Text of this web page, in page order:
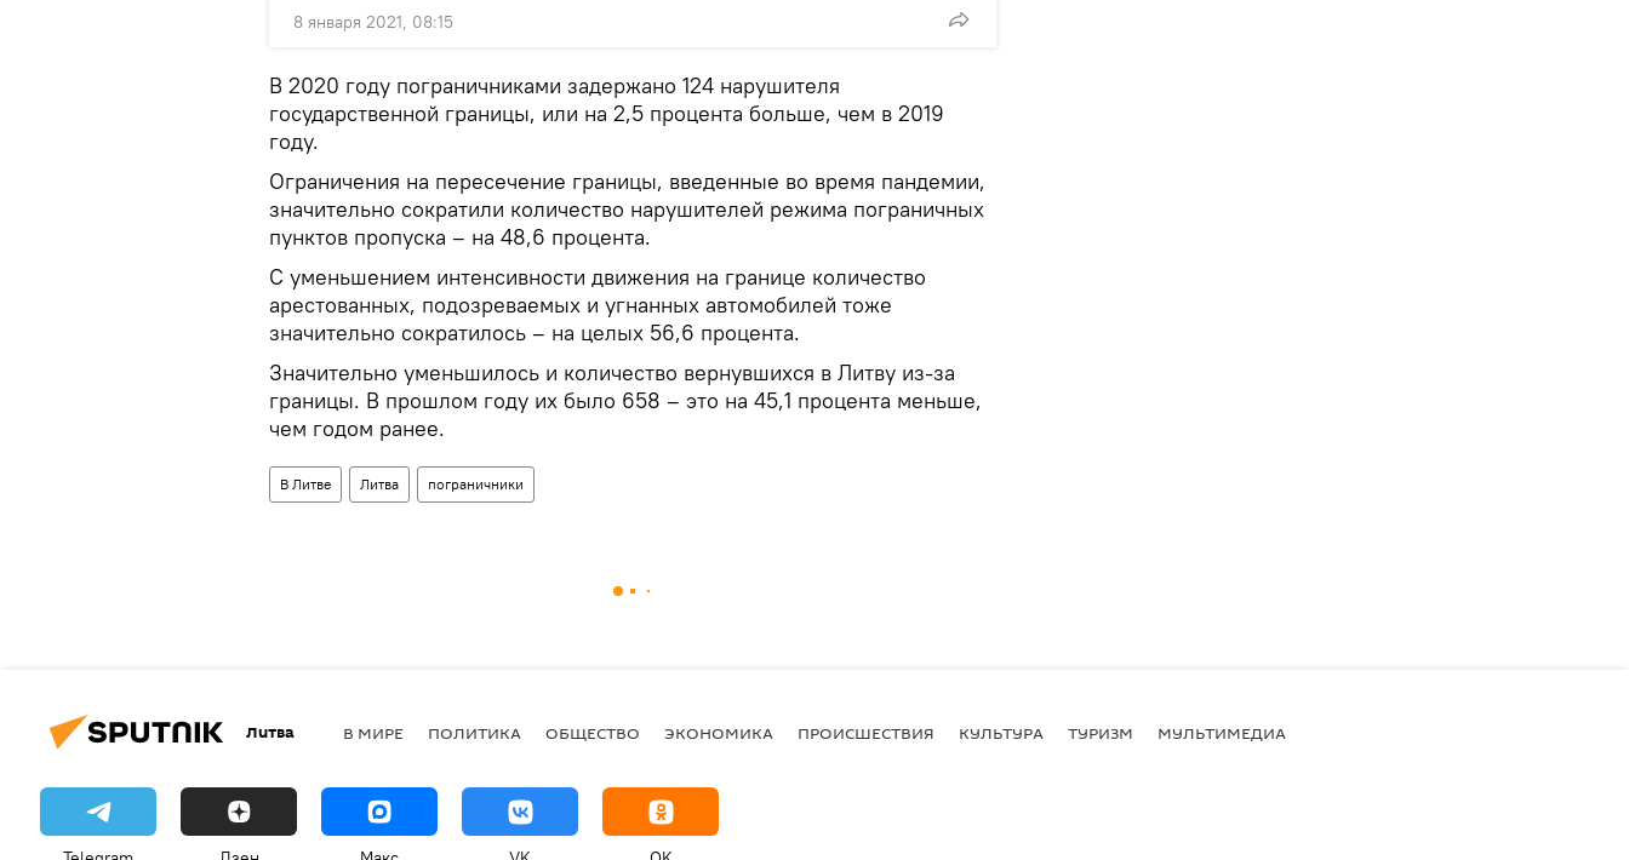
8 января 2021, 08:15
В 2020 году пограничниками задержано 124 нарушителя
государственной границы, или на 2,5 процента больше, чем в 2019
году.
Ограничения на пересечение границы, введенные во время пандемии,
значительно сократили количество нарушителей режима пограничных
пунктов пропуска – на 48,6 процента.
С уменьшением интенсивности движения на границе количество
арестованных, подозреваемых и угнанных автомобилей тоже
значительно сократилось – на целых 56,6 процента.
Значительно уменьшилось и количество вернувшихся в Литву из-за
границы. В прошлом году их было 658 – это на 45,1 процента меньше,
чем годом ранее.
В Литве Литва пограничники
Литва В МИРЕ ПОЛИТИКА ОБЩЕСТВО ЭКОНОМИКА ПРОИСШЕСТВИЯ КУЛЬТУРА ТУРИЗМ МУЛЬТИМЕДИА